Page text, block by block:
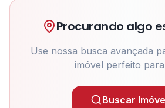
Procurando algo
Use nossa busca avançada
imóvel perfeito
Buscar